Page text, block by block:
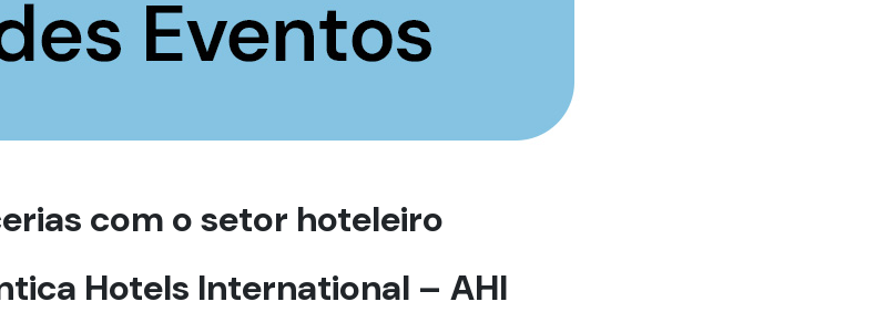
com o setor hoteleiro
Hotels International – AHI